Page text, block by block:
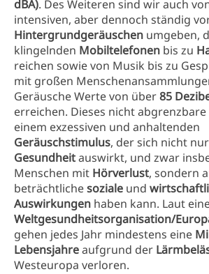
dBA). Des Weiteren sind wir auch
intensiven, aber dennoch ständig
Hintergrundgeräuschen umgeben,
klingelnden Mobiltelefonen bis zu
reichen sowie von Musik bis zu
mit großen
Geräusche Werte von über85
erreichen. Dieses nicht abgrenzbare
einem exzessiven und anhaltenden
Geräuschstimulus, der sich nicht
Gesundheitauswirkt, und zwar
Menschen mit Hörverlust, sondern
beträchtlichesoziale und
Auswirkungen haben kann. Laut
Weltgesundheitsorganisation/
gehen jedes Jahr mindestens eine
Lebensjahreaufgrund der
Westeuropa verloren.